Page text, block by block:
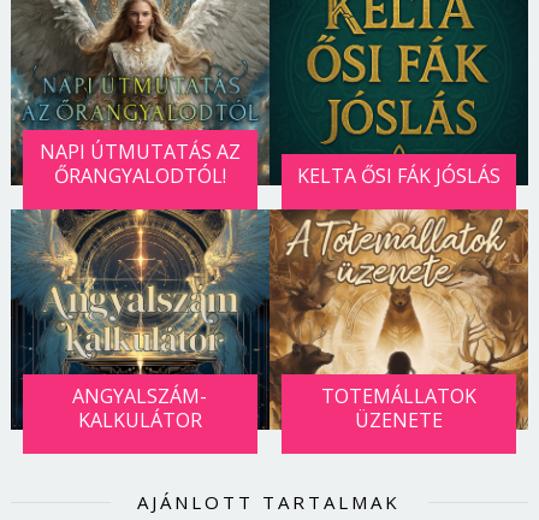
NAPI ÚTMUTATÁS AZ
ŐRANGYALODTÓL!
KELTA ŐSI FÁK JÓSLÁS
ANGYALSZÁM-
KALKULÁTOR
TOTEMÁLLATOK
ÜZENETE
AJÁNLOTT TARTALMAK